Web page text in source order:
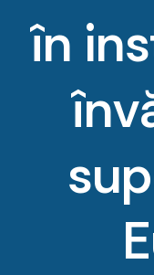
în